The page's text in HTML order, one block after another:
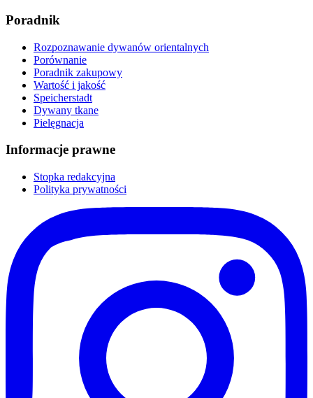
Poradnik
Rozpoznawanie dywanów orientalnych
Porównanie
Poradnik zakupowy
Wartość i jakość
Speicherstadt
Dywany tkane
Pielęgnacja
Informacje prawne
Stopka redakcyjna
Polityka prywatności